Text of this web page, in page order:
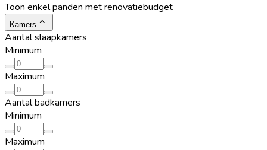
Toon enkel panden met renovatiebudget
Kamers
Aantal slaapkamers
Minimum
Maximum
Aantal badkamers
Minimum
Maximum